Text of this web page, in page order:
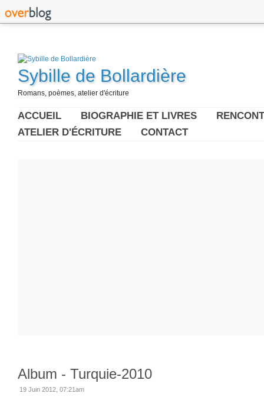
Sybille de Bollardière
Romans, poèmes, atelier d'écriture
ACCUEIL BIOGRAPHIE ET LIVRES
ATELIER D'ÉCRITURE
CONTACT
Album - Turquie-2010
19 Juin 2012, 07:21am